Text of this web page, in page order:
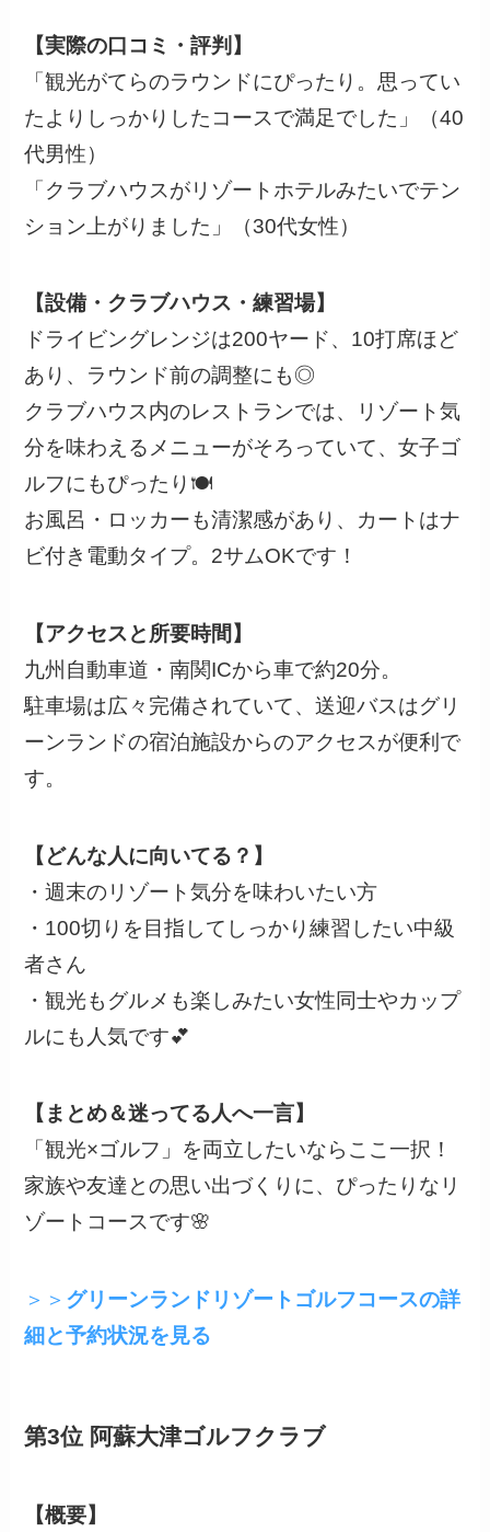
【実際の口コミ・評判】
「観光がてらのラウンドにぴったり。思ってい
たよりしっかりしたコースで満足でした」（40
代男性）
「クラブハウスがリゾートホテルみたいでテン
ション上がりました」（30代女性）
【設備・クラブハウス・練習場】
ドライビングレンジは200ヤード、10打席ほど
あり、ラウンド前の調整にも◎
クラブハウス内のレストランでは、リゾート気
分を味わえるメニューがそろっていて、女子ゴ
ルフにもぴったり🍽
お風呂・ロッカーも清潔感があり、カートはナ
ビ付き電動タイプ。2サムOKです！
【アクセスと所要時間】
九州自動車道・南関ICから車で約20分。
駐車場は広々完備されていて、送迎バスはグリ
ーンランドの宿泊施設からのアクセスが便利で
す。
【どんな人に向いてる？】
・週末のリゾート気分を味わいたい方
・100切りを目指してしっかり練習したい中級
者さん
・観光もグルメも楽しみたい女性同士やカップ
ルにも人気です💕
【まとめ＆迷ってる人へ一言】
「観光×ゴルフ」を両立したいならここ一択！
家族や友達との思い出づくりに、ぴったりなリ
ゾートコースです🌸
＞＞ グリーンランドリゾートゴルフコースの詳
細と予約状況を見る
第3位 阿蘇大津ゴルフクラブ
【概要】